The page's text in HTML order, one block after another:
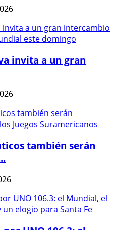
invita a un gran
también serán